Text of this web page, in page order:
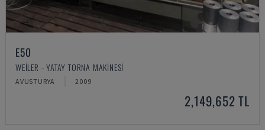
E50
WEILER - YATAY TORNA MAKINESI
AVUSTURYA 2009
2,149,652 TL